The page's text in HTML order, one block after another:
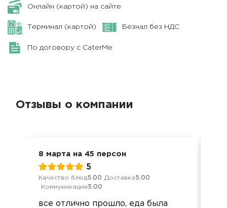
Онлайн (картой) на сайте
Терминал (картой) Безнал без НДС
По договору с CaterMe
Отзывы о компании
8 марта на 45 персон
5
Качество блюд5.00 Доставка5.00
Коммуникация5.00
все отлично прошло, еда была